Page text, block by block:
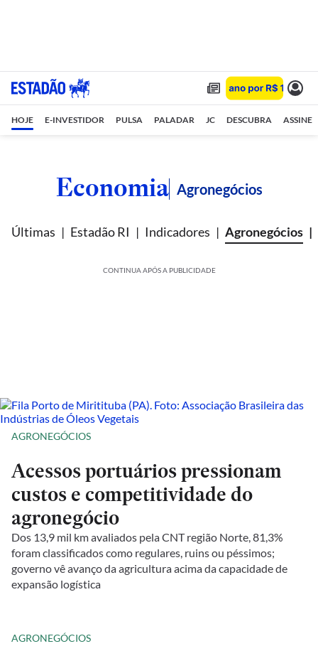
HOJE E-INVESTIDOR PULSA PALADAR JC DESCUBRA ASSINE
Economia Agronegócios
Últimas Estadão RI Indicadores Agronegócios
CONTINUA APÓS A PUBLICIDADE
AGRONEGÓCIOS
Acessos portuários pressionam
custos e competitividade do
agronegócio
Dos 13,9 mil km avaliados pela CNT região Norte, 81,3%
foram classificados como regulares, ruins ou péssimos;
governo vê avanço da agricultura acima da capacidade de
expansão logística
AGRONEGÓCIOS